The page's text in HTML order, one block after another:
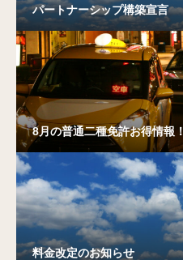
パートナーシップ構築宣言
8月の普通二種免許お得情報！
料金改定のお知らせ